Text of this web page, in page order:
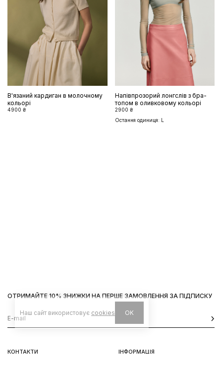
В'язаний кардиган в молочному
кольорі
4900 ₴
Напівпрозорий лонгслів з бра-
топом в оливковому кольорі
2900 ₴
Остання одиниця: L
КОНТАКТИ ІНФОРМАЦІЯ
ОТРИМАЙТЕ 10% ЗНИЖКИ НА ПЕРШЕ ЗАМОВЛЕННЯ ЗА ПІДПИСКУ
Наш сайт використовує cookies OK